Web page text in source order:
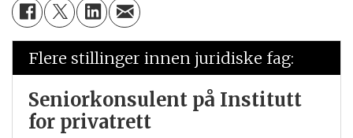
Flere stillinger innen juridiske fag:
Seniorkonsulent på Institutt
for privatrett